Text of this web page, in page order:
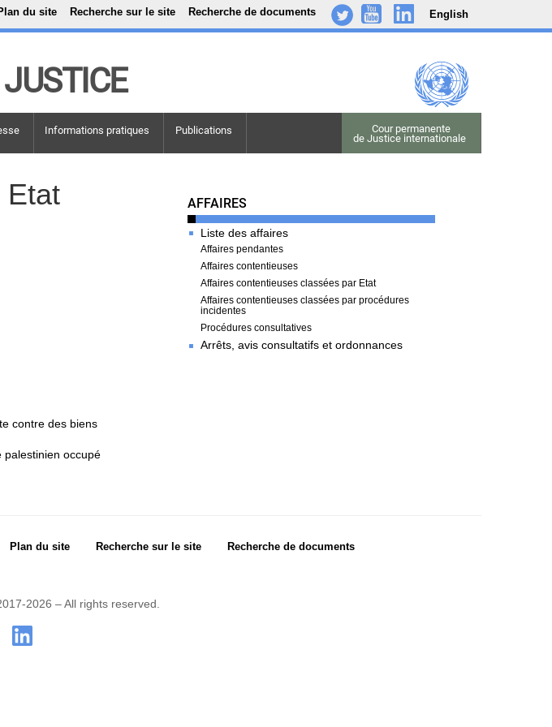
Aller au contenu principal
du site Recherche sur le site Recherche de documents
. - .. English
Informations pratiques Publications
Cour permanente
de Justice internationale
Etat
contre des biens
palestinien occupé
Cases
AFFAIRES
Liste des affaires
Affaires pendantes
Affaires contentieuses
Affaires contentieuses classées par Etat
Affaires contentieuses classées par procédures
incidentes
Procédures consultatives
Arrêts, avis consultatifs et ordonnances
Plan du site Recherche sur le site Recherche de documents
2026 – All rights reserved.
..